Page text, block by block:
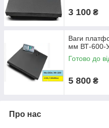
3 100 ₴
Ваги
мм ВТ-600-
Готово до
5 800 ₴
Про нас